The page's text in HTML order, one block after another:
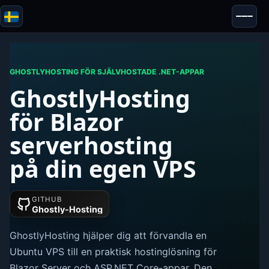
Blazor
Verktyg
Tester & Recensioner
GHOSTLYHOSTING FÖR SJÄLVHOSTADE .NET-APPAR
GhostlyHosting
för Blazor
serverhosting
på din egen VPS
GITHUB
Ghostly-Hosting
GhostlyHosting hjälper dig att förvandla en
Ubuntu VPS till en praktisk hostinglösning för